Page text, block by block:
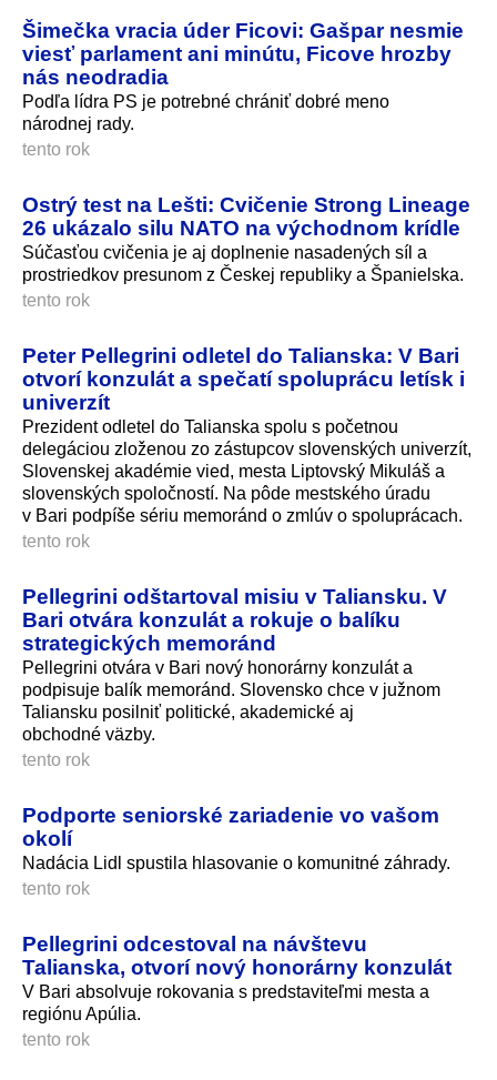
Šimečka vracia úder Ficovi: Gašpar nesmie
viesť parlament ani minútu, Ficove hrozby
nás neodradia
Podľa lídra PS je potrebné chrániť dobré meno
národnej rady.
tento rok
Ostrý test na Lešti: Cvičenie Strong Lineage
26 ukázalo silu NATO na východnom krídle
Súčasťou cvičenia je aj doplnenie nasadených síl a
prostriedkov presunom z Českej republiky a Španielska.
tento rok
Peter Pellegrini odletel do Talianska: V Bari
otvorí konzulát a spečatí spoluprácu letísk i
univerzít
Prezident odletel do Talianska spolu s početnou
delegáciou zloženou zo zástupcov slovenských univerzít,
Slovenskej akadémie vied, mesta Liptovský Mikuláš a
slovenských spoločností. Na pôde mestského úradu
v Bari podpíše sériu memoránd o zmlúv o spoluprácach.
tento rok
Pellegrini odštartoval misiu v Taliansku. V
Bari otvára konzulát a rokuje o balíku
strategických memoránd
Pellegrini otvára v Bari nový honorárny konzulát a
podpisuje balík memoránd. Slovensko chce v južnom
Taliansku posilniť politické, akademické aj
obchodné väzby.
tento rok
Podporte seniorské zariadenie vo vašom
okolí
Nadácia Lidl spustila hlasovanie o komunitné záhrady.
tento rok
Pellegrini odcestoval na návštevu
Talianska, otvorí nový honorárny konzulát
V Bari absolvuje rokovania s predstaviteľmi mesta a
regiónu Apúlia.
tento rok